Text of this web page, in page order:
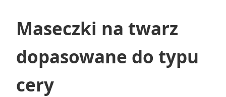
Maseczki na twarz
dopasowane do typu
cery